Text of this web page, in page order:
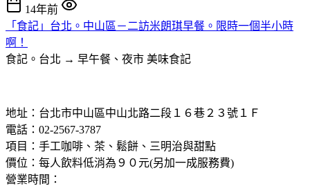
14年前
「食記」台北。中山區－二訪米朗琪早餐。限時一個半小時
啊！
食記。台北 → 早午餐、夜市 美味食記
地址：台北市中山區中山北路二段１６巷２３號１Ｆ
電話：02-2567-3787
項目：手工咖啡、茶、鬆餅、三明治與甜點
價位：每人飲料低消為９０元(另加一成服務費)
營業時間：